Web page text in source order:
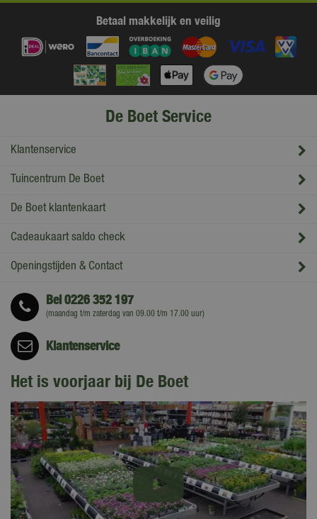
Betaal makkelijk en veilig
De Boet Service
Klantenservice
Tuincentrum De Boet
De Boet klantenkaart
Cadeaukaart saldo check
Openingstijden & Contact
Bel0226 352 197
(maandag t/m zaterdag van 09.00 t/m 17.00 uur)
Klantenservice
Het is voorjaar bij De Boet